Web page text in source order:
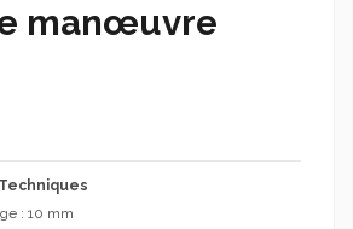
manœuvre
: 10 mm